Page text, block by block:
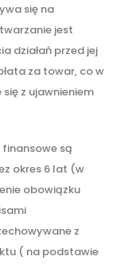
się na
jest
działań przed jej
za towar, co w
z ujawnieniem
są
okres 6 lat (w
obowiązku
z
( na podstawie